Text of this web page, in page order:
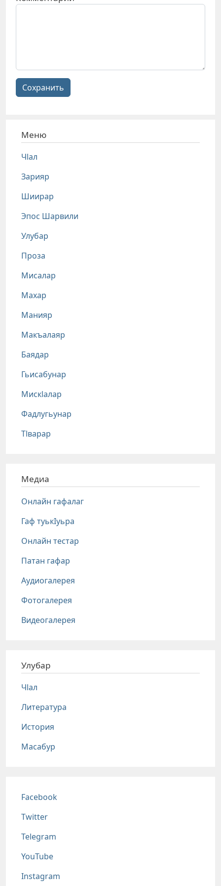
Сохранить
Меню
Чlал
Зарияр
Шиирар
Эпос Шарвили
Улубар
Проза
Мисалар
Махар
Манияр
Макъалаяр
Баядар
Гьисабунар
Мискlалар
Фадлугьунар
Тlварар
Медиа
Онлайн гафалаг
Гаф туькIуьра
Онлайн тестар
Патан гафар
Аудиогалерея
Фотогалерея
Видеогалерея
Улубар
Чlал
Литература
История
Масабур
Соц сети
Facebook
Twitter
Telegram
YouTube
Instagram